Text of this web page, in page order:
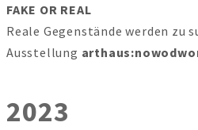
FAKE OR REAL
Reale Gegenstände werden zu
Ausstellung
2023